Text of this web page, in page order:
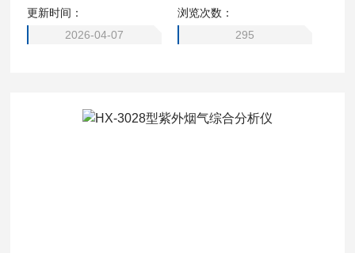
度排放的各种锅炉、烟道、工业炉窑等固定污染源中烟气成分
的现场分析。
更新时间：
2026-04-07
浏览次数：
295